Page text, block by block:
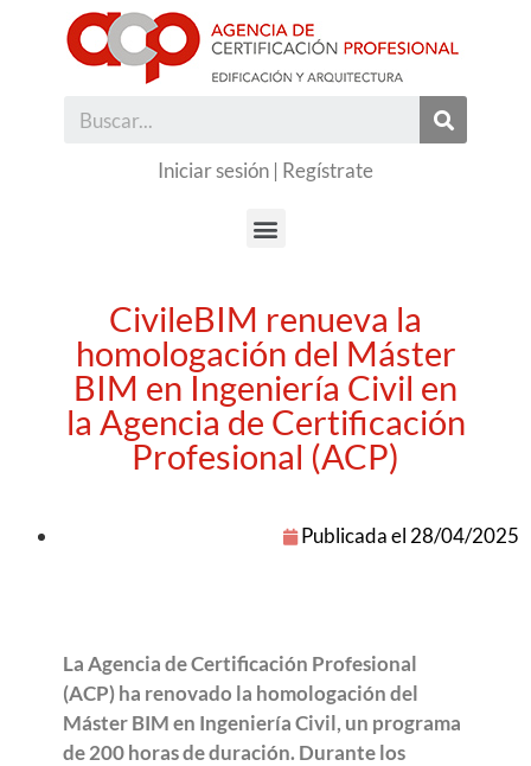
Iniciar sesión | Regístrate
CivileBIM renueva la
homologación del Máster
BIM en Ingeniería Civil en
la Agencia de Certificación
Profesional (ACP)
Publicada el 28/04/2025
La Agencia de Certificación Profesional
(ACP) ha renovado la homologación del
Máster BIM en Ingeniería Civil, un programa
de 200 horas de duración. Durante los